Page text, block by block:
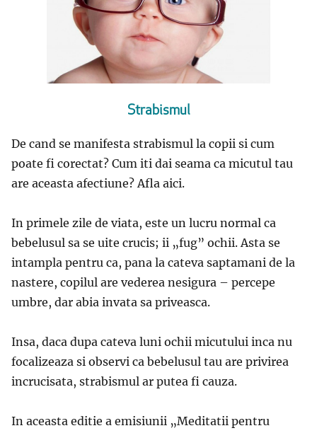
Strabismul
De cand se manifesta strabismul la copii si cum
poate fi corectat? Cum iti dai seama ca micutul tau
are aceasta afectiune? Afla aici.
In primele zile de viata, este un lucru normal ca
bebelusul sa se uite crucis; ii „fug” ochii. Asta se
intampla pentru ca, pana la cateva saptamani de la
nastere, copilul are vederea nesigura – percepe
umbre, dar abia invata sa priveasca.
Insa, daca dupa cateva luni ochii micutului inca nu
focalizeaza si observi ca bebelusul tau are privirea
incrucisata, strabismul ar putea fi cauza.
In aceasta editie a emisiunii „Meditatii pentru